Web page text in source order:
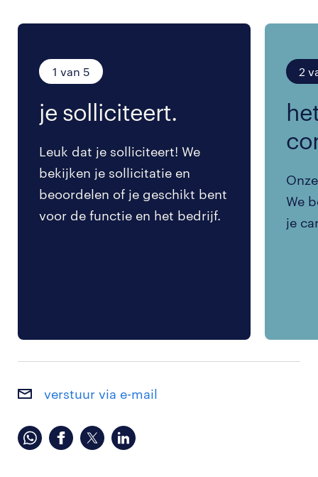
1 van 5
je solliciteert.
Leuk dat je solliciteert! We
bekijken je sollicitatie en
beoordelen of je geschikt bent
voor de functie en het bedrijf.
2
We
je
verstuur via e-mail